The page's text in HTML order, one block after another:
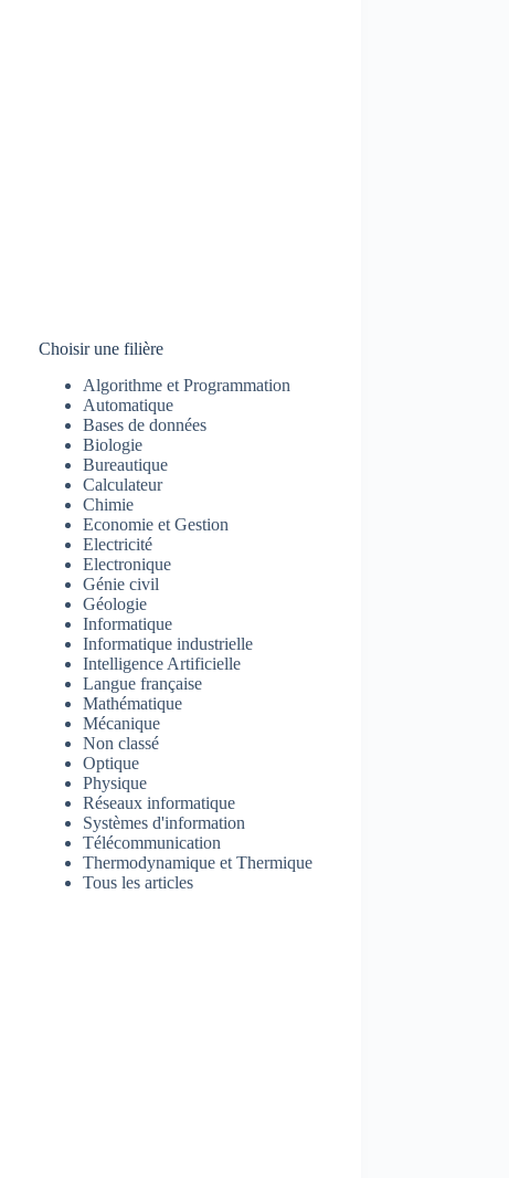
Choisir une filière
Algorithme et Programmation
Automatique
Bases de données
Biologie
Bureautique
Calculateur
Chimie
Economie et Gestion
Electricité
Electronique
Génie civil
Géologie
Informatique
Informatique industrielle
Intelligence Artificielle
Langue française
Mathématique
Mécanique
Non classé
Optique
Physique
Réseaux informatique
Systèmes d'information
Télécommunication
Thermodynamique et Thermique
Tous les articles